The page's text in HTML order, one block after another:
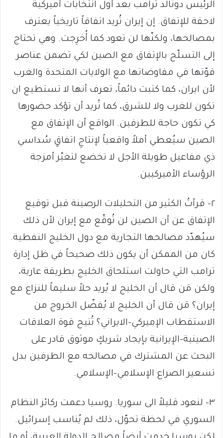
الرئيس دونالد ترامب بعد أول انتخابات أميركية
لاحقة للإتفاق. إن إيران تُريد اتفاقاً تاريخياً يعترف
بمصالحها، ولكنّها لن تعود كما أُخرِجت. وهي تحتاج
إلى التسلّح بالإتفاق مع الصين لكي تضمن عناصر
قوّتها في مفاوضاتها مع الولايات المتحدة والغرب
لأن ايران، كما كتبت دائماً، تعرف أنها لا تستطيع ان
تكون للغرب ولا للشرق، كما تُريد أن تؤكد حضورها
كي تكون حاجة للطرفين. الواقع أن الإتفاق مع
الصين سيُعطي أملاً واقعياً لإنتاجِ اتفاقٍ سُداسي
ذي مفاعيل طويلة الأجل لا تخضع لتغيّر أمزجة
الرؤساء الأميركيين.
٢- قرأتُ الكثير من التحليلات الرصينة قبل توقيع
الإتفاق عن أن الصين لن تُوقّع مع إيران لأن ذلك
سيُهدّد مصالحها التجارية مع دول الخليج النفطية.
كان من الممكن أن يكون ذلك صحيحاً في ظل إدارة
ترامب التي حاولت استلحاق الخليج بطريقة عارية،
ولكن مَن قال أن الخليج لا يُريد حلاً سليماً للنزاع مع
إيران؟ مَن قال أن الخليج لا يُفضّل الخروج من
الاستقطاب الإميركي-الايراني؟ تُتيح قوة العلاقات
الصينية-الإيرانية بإيجاد شريكٍ موثوق قادر على
البحث عن المشترك في مصالحه مع الطرفين بدل
تسعير الصراع الإسلامي-الإسلامي.
٣- لنعود قليلاً الى سوريا. روسيا دعمت ركائز النظام
السوري في لحظة تحوّل، ذلك لم يُناسب إسرائيل.